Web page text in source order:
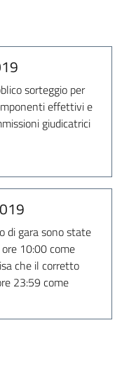
sorteggio per
effettivi e
giudicatrici
di gara sono state
10:00 come
che il corretto
23:59 come